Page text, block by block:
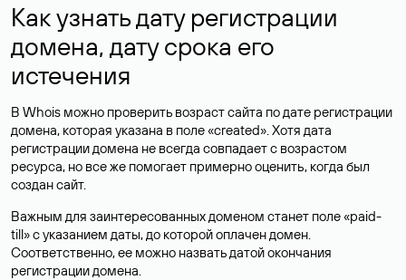
Как узнать дату регистрации
домена, дату срока его
истечения
В Whois можно проверить возраст сайта по дате регистрации
домена, которая указана в поле «created». Хотя дата
регистрации домена не всегда совпадает с возрастом
ресурса, но все же помогает примерно оценить, когда был
создан сайт.
Важным для заинтересованных доменом станет поле «paid-
till» с указанием даты, до которой оплачен домен.
Соответственно, ее можно назвать датой окончания
регистрации домена.